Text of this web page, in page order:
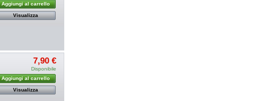
Aggiungi al carrello
Visualizza
7,90 €
Disponibile
Aggiungi al carrello
Visualizza